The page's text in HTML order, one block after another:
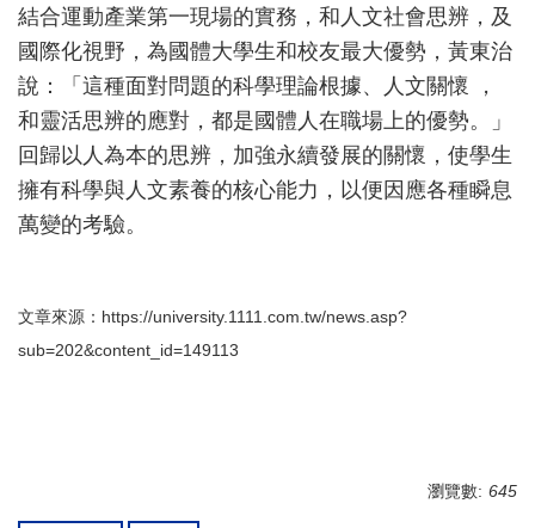
結合運動產業第一現場的實務，和人文社會思辨，及
國際化視野，為國體大學生和校友最大優勢，黃東治
說：「這種面對問題的科學理論根據、人文關懷 ，
和靈活思辨的應對，都是國體人在職場上的優勢。」
回歸以人為本的思辨，加強永續發展的關懷，使學生
擁有科學與人文素養的核心能力，以便因應各種瞬息
萬變的考驗。
文章來源： https://university.1111.com.tw/news.asp?
sub=202&content_id=149113
瀏覽數: 645